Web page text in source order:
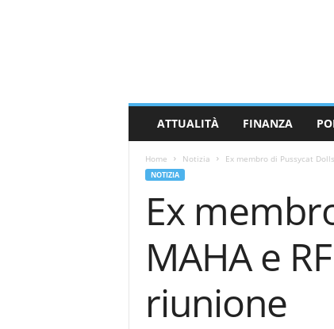
ATTUALITÀ FINANZA
Home Notizia Ex membro di Pussycat
NOTIZIA
Ex
MAHA e
riunione